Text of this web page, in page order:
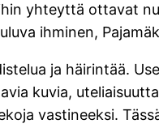
yhteyttä ottavat
ihminen,
ja häirintää.
kuvia,
vastineeksi.